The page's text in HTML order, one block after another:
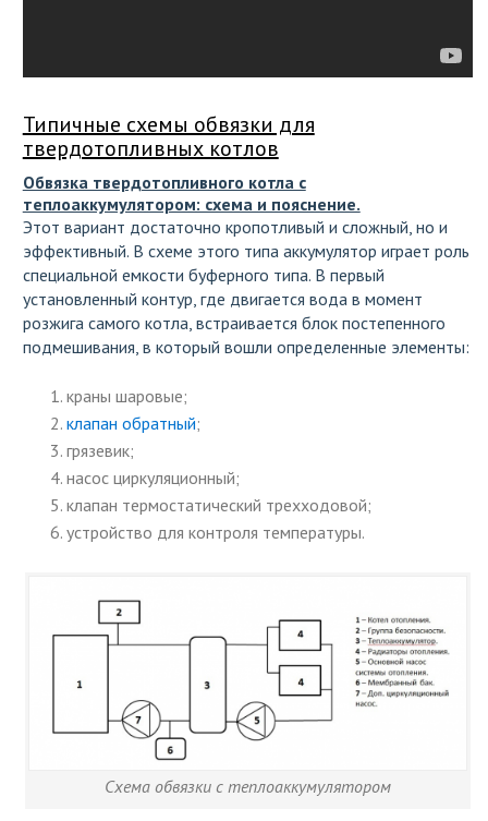
Типичные схемы обвязки для
твердотопливных котлов
Обвязка твердотопливного котла с
теплоаккумулятором: схема и пояснение.
Этот вариант достаточно кропотливый и сложный, но и
эффективный. В схеме этого типа аккумулятор играет роль
специальной емкости буферного типа. В первый
установленный контур, где двигается вода в момент
розжига самого котла, встраивается блок постепенного
подмешивания, в который вошли определенные элементы:
краны шаровые;
клапан обратный;
грязевик;
насос циркуляционный;
клапан термостатический трехходовой;
устройство для контроля температуры.
Схема обвязки с теплоаккумулятором